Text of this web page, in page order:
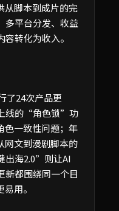
从脚本到成片的完
多平台分发、收益
转化为收入。
了24次产品更
线的“角色锁”功
色一致性问题；年
文到漫剧脚本的
出海2.0”则让AI
新都围绕同一个目
用。